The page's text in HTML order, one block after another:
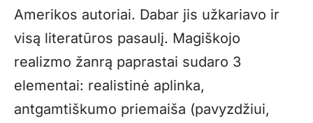
Amerikos autoriai. Dabar jis užkariavo ir
visą literatūros pasaulį. Magiškojo
realizmo žanrą paprastai sudaro 3
elementai: realistinė aplinka,
antgamtiškumo priemaiša (pavyzdžiui,